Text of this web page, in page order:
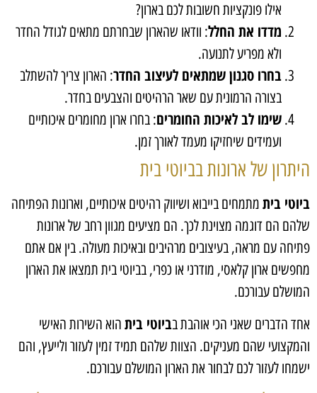
אילו פונקציות חשובות לכם בארון?
מדדו את החלל: וודאו שהארון שבחרתם מתאים לגודל החדר
ולא מפריע לתנועה.
בחרו סגנון שמתאים לעיצוב החדר: הארון צריך להשתלב
בצורה הרמונית עם שאר הרהיטים והצבעים בחדר.
שימו לב לאיכות החומרים: בחרו ארון מחומרים איכותיים
ועמידים שיחזיקו מעמד לאורך זמן.
היתרון של ארונות בביוטי בית
ביוטי בית מתמחים בייבוא ושיווק רהיטים איכותיים, וארונות הפתיחה
שלהם הם דוגמה מצוינת לכך. הם מציעים מגוון רחב של ארונות
פתיחה עם מראה, בעיצובים מרהיבים ובאיכות מעולה. בין אם אתם
מחפשים ארון קלאסי, מודרני או כפרי, בביוטי בית תמצאו את הארון
המושלם עבורכם.
אחד הדברים שאני הכי אוהבת בביוטי בית הוא השירות האישי
והמקצועי שהם מעניקים. הצוות שלהם תמיד זמין לעזור ולייעץ, והם
ישמחו לעזור לכם לבחור את הארון המושלם עבורכם.